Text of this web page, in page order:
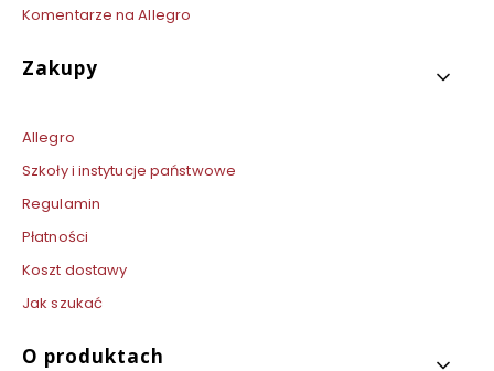
Komentarze na Allegro
Zakupy
Allegro
Szkoły i instytucje państwowe
Regulamin
Płatności
Koszt dostawy
Jak szukać
O produktach